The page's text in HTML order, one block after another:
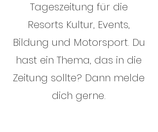
Tageszeitung für die
Resorts Kultur, Events,
Bildung und Motorsport. Du
hast ein Thema, das in die
Zeitung sollte? Dann melde
dich gerne.